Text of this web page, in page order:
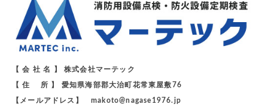
【 会 社 名 】 株式会社マーテック
【 住 所 】 愛知県海部郡大治町花常東屋敷76
【メールアドレス】 makoto@nagase1976.jp